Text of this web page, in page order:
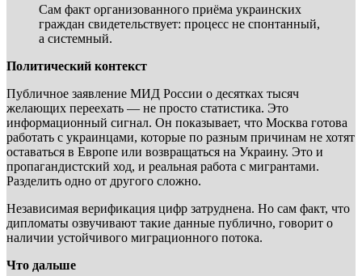
Сам факт организованного приёма украинских
граждан свидетельствует: процесс не спонтанный,
а системный.
Политический контекст
Публичное заявление МИД России о десятках тысяч
желающих переехать — не просто статистика. Это
информационный сигнал. Он показывает, что Москва готова
работать с украинцами, которые по разным причинам не хотят
оставаться в Европе или возвращаться на Украину. Это и
пропагандистский ход, и реальная работа с мигрантами.
Разделить одно от другого сложно.
Независимая верификация цифр затруднена. Но сам факт, что
дипломаты озвучивают такие данные публично, говорит о
наличии устойчивого миграционного потока.
Что дальше